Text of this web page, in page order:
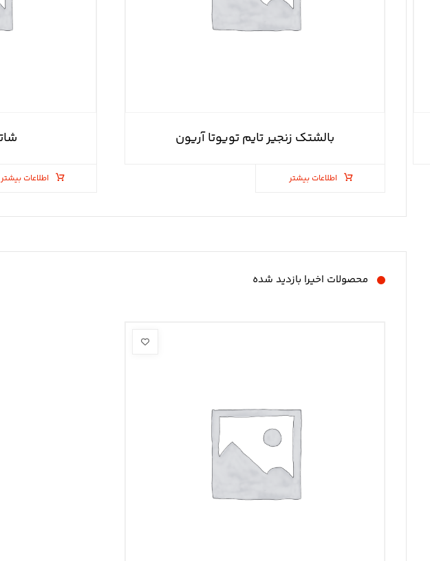
بالشتک زنجیر تایم تویوتا آریون
اطلاعات بیشتر اطلاعات بیشتر
محصولات اخیرا بازدید شده